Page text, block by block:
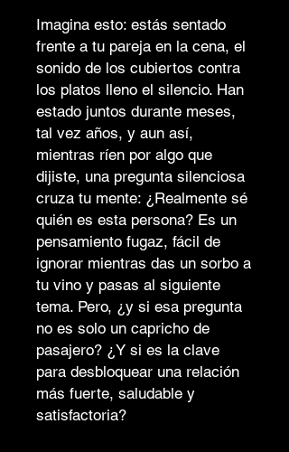
Imagina esto: estás sentado
frente a tu pareja en la cena, el
sonido de los cubiertos contra
los platos lleno el silencio. Han
estado juntos durante meses,
tal vez años, y aun así,
mientras ríen por algo que
dijiste, una pregunta silenciosa
cruza tu mente: ¿Realmente sé
quién es esta persona? Es un
pensamiento fugaz, fácil de
ignorar mientras das un sorbo a
tu vino y pasas al siguiente
tema. Pero, ¿y si esa pregunta
no es solo un capricho de
pasajero? ¿Y si es la clave
para desbloquear una relación
más fuerte, saludable y
satisfactoria?